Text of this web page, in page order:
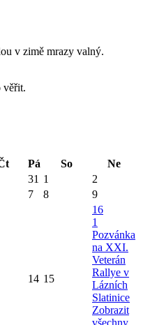
v zimě mrazy valný.
věřit.
Pá So
Ne
31 1
2
7 8 9
14 15
16
1
Pozvánka
na XXI.
Veterán
Rallye v
Lázních
Slatinice
Zobrazit
všechny